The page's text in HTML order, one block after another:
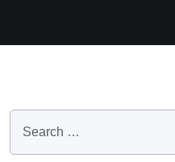
content